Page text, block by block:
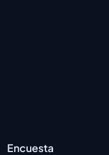
Encuesta